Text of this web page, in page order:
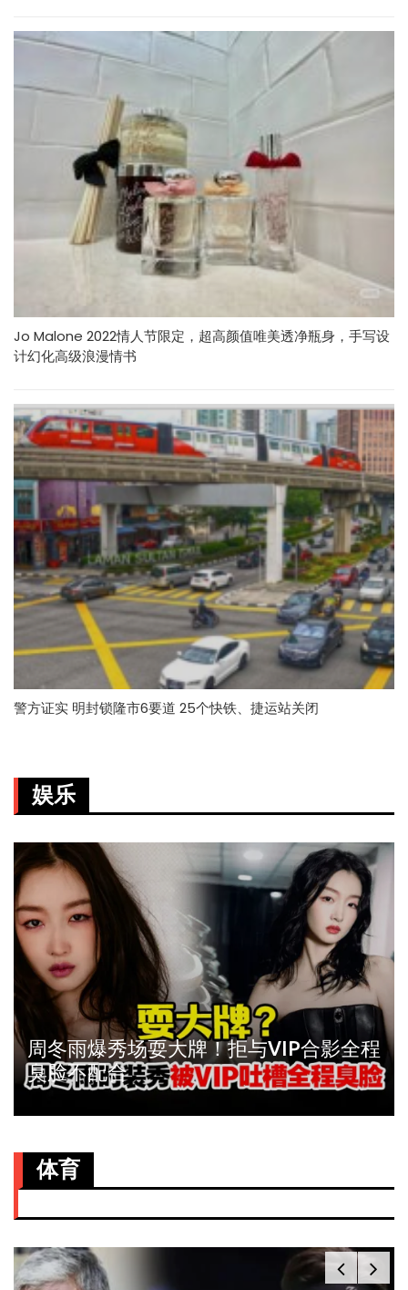
Jo Malone 2022情人节限定，超高颜值唯美透净瓶身，手写设
计幻化高级浪漫情书
警方证实 明封锁隆市6要道 25个快铁、捷运站关闭
娱乐
周冬雨爆秀场耍大牌！拒与VIP合影全程
臭脸不配合
体育